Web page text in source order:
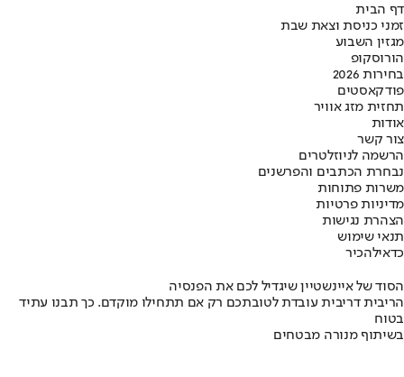
דף הבית
זמני כניסת וצאת שבת
מגזין השבוע
הורוסקופ
בחירות 2026
פודקאסטים
תחזית מזג אוויר
אודות
צור קשר
הרשמה לניוזלטרים
נבחרת הכתבים והפרשנים
משרות פתוחות
מדיניות פרטיות
הצהרת נגישות
תנאי שימוש
כדאילהכיר
הסוד של איינשטיין שיגדיל לכם את הפנסיה
הריבית דריבית עובדת לטובתכם רק אם תתחילו מוקדם. כך תבנו עתיד
בטוח
בשיתוף מנורה מבטחים